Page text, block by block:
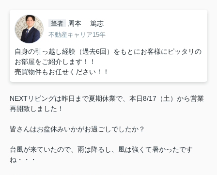
筆者 周本 篤志
不動産キャリア15年
自身の引っ越し経験（過去6回）をもとにお客様にピッタリの
お部屋をご紹介します！！
売買物件もお任せください！！
NEXTリビングは昨日まで夏期休業で、本日8/17（土）から営業
再開致しました！
皆さんはお盆休みいかがお過ごしでしたか？
台風が来ていたので、雨は降るし、風は強くて暑かったです
ね・・・